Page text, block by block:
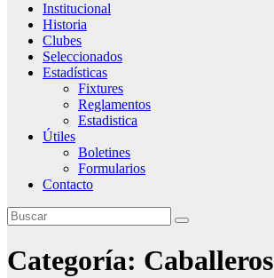
Institucional
Historia
Clubes
Seleccionados
Estadísticas
Fixtures
Reglamentos
Estadistica
Útiles
Boletines
Formularios
Contacto
Categoría: Caballeros